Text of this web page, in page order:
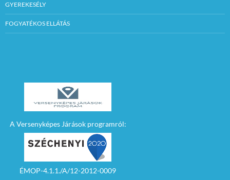
GYEREKESÉLY
FOGYATÉKOS ELLÁTÁS
A Versenyképes Járások programról:
ÉMOP-4.1.1./A/12-2012-0009